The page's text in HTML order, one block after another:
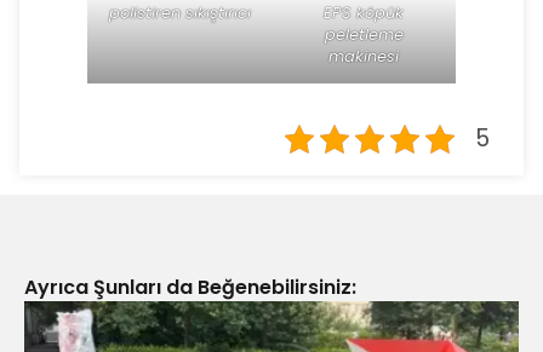
polistiren sıkıştırıcı
EPS köpük
peletleme
makinesi
5
Ayrıca Şunları da Beğenebilirsiniz: